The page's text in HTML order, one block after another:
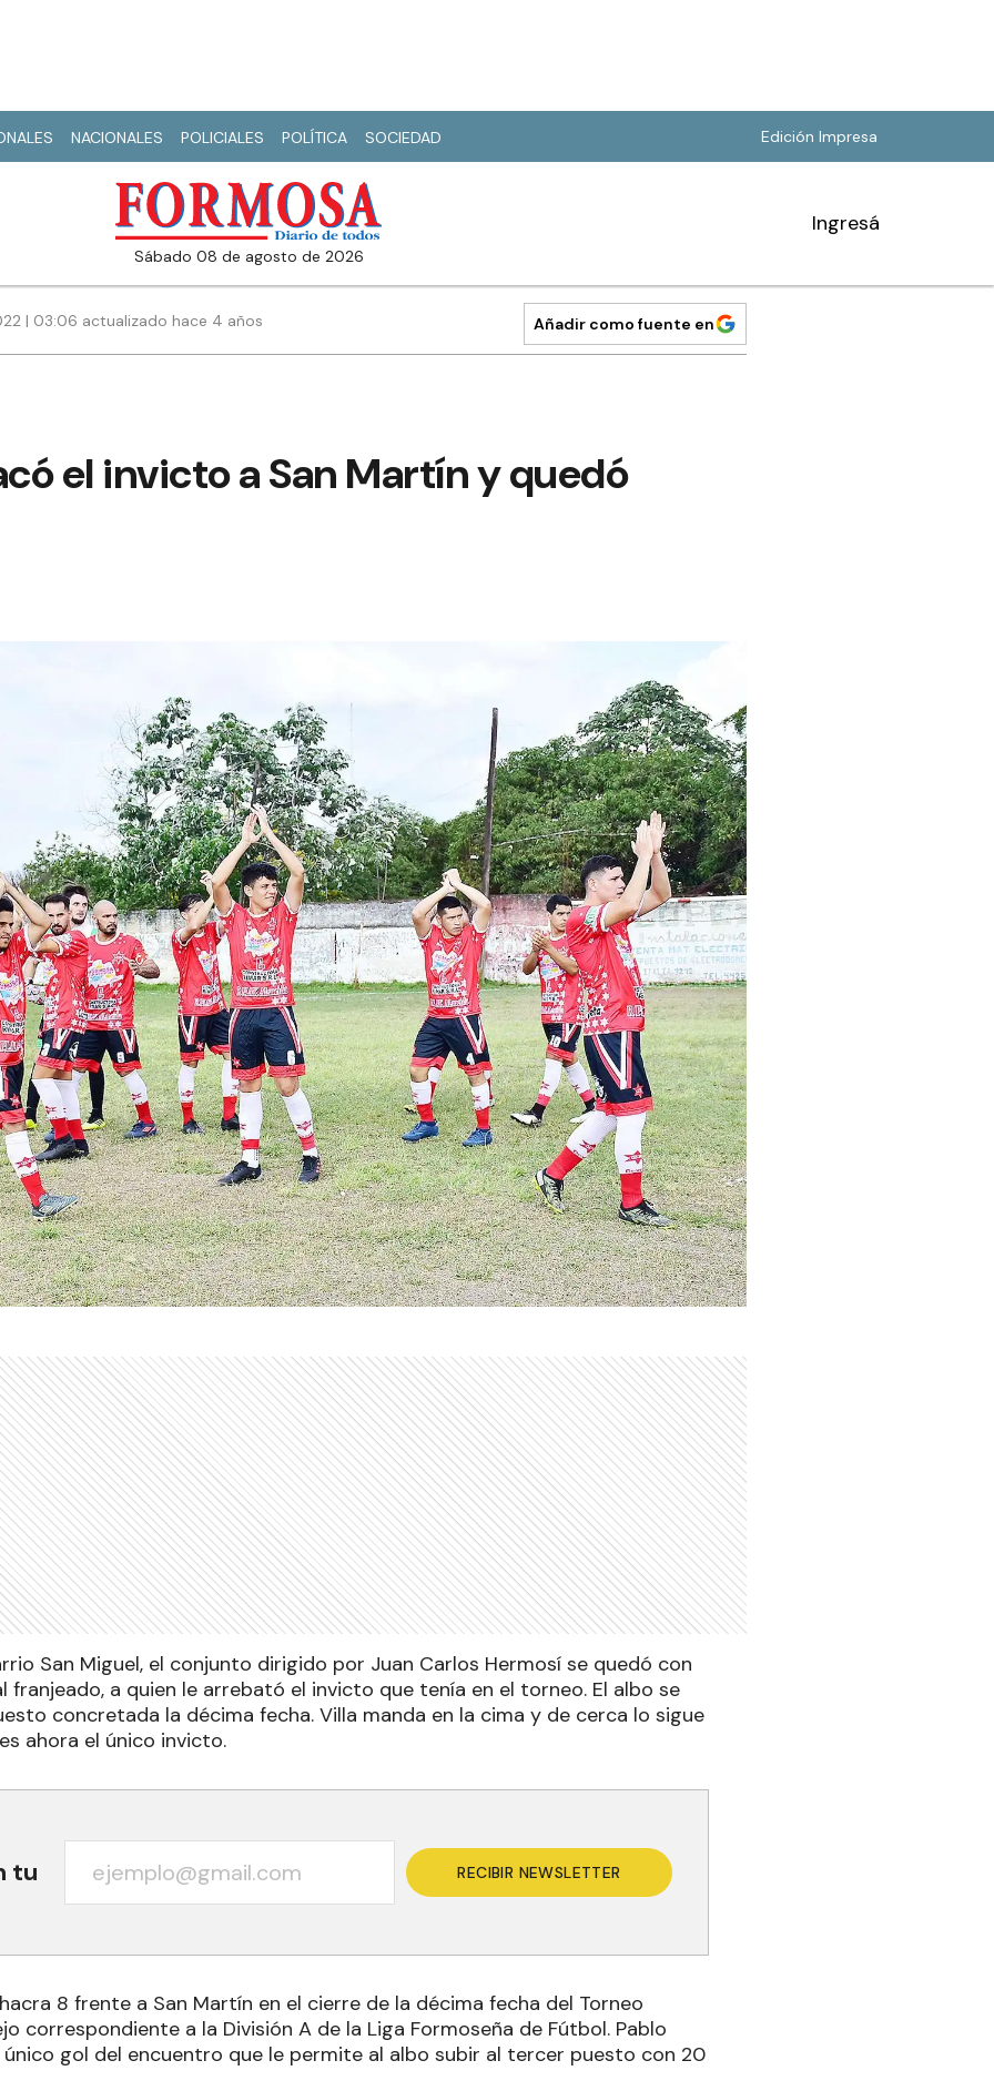
NACIONALES POLICIALES POLÍTICA SOCIEDAD Edición Impresa
sábado 08 de agosto de 2026
Ingresá
| 03:06 actualizado hace 4 años Añadir como fuente en
el invicto a San Martín y quedó
San Miguel, el conjunto dirigido por Juan Carlos Hermosí se quedó con
franjeado, a quien le arrebató el invicto que tenía en el torneo. El albo se
concretada la décima fecha. Villa manda en la cima y de cerca lo sigue
ahora el único invicto.
tu RECIBIR NEWSLETTER
8 frente a San Martín en el cierre de la décima fecha del Torneo
correspondiente a la División A de la Liga Formoseña de Fútbol. Pablo
gol del encuentro que le permite al albo subir al tercer puesto con 20